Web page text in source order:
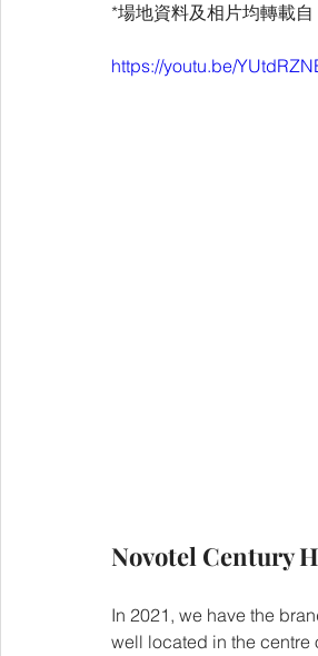
*場地資料及相片均轉載
https://youtu.be/
Novotel Century
In 2021, we have the
well located in the centre